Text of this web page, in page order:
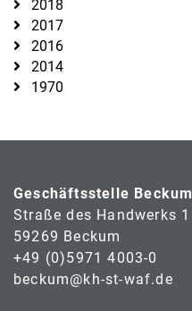
2018
2017
2016
2014
1970
Geschäftsstelle Beckum
Straße des Handwerks 1
59269 Beckum
+49 (0)5971 4003-0
beckum@kh-st-waf.de